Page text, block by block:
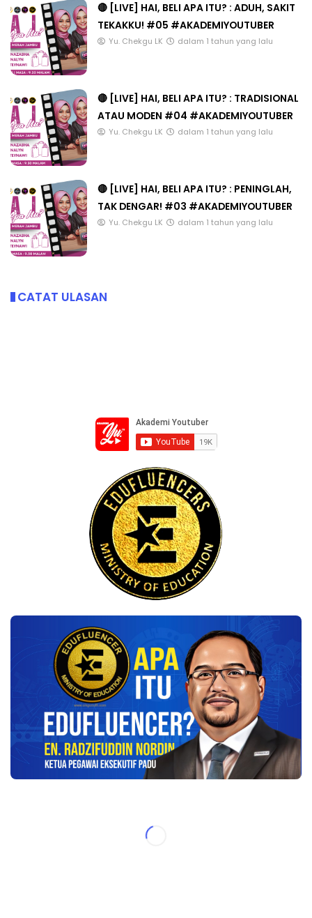
🔴 [LIVE] HAI, BELI APA ITU? : ADUH, SAKIT
TEKAKKU! #05 #AKADEMIYOUTUBER
Yu. Chekgu LK dalam 1 tahun yang lalu
🔴 [LIVE] HAI, BELI APA ITU? : TRADISIONAL
ATAU MODEN #04 #AKADEMIYOUTUBER
Yu. Chekgu LK dalam 1 tahun yang lalu
🔴 [LIVE] HAI, BELI APA ITU? : PENINGLAH,
TAK DENGAR! #03 #AKADEMIYOUTUBER
Yu. Chekgu LK dalam 1 tahun yang lalu
CATAT ULASAN